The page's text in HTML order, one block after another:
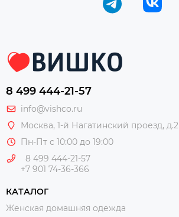
8 499 444-21-57
info@vishco.ru
Москва, 1-й Нагатинский проезд, д.2
Пн-Пт с 10:00 до 19:00
8 499 444-21-57
+7 901 74-36-366
КАТАЛОГ
Женская домашняя одежда